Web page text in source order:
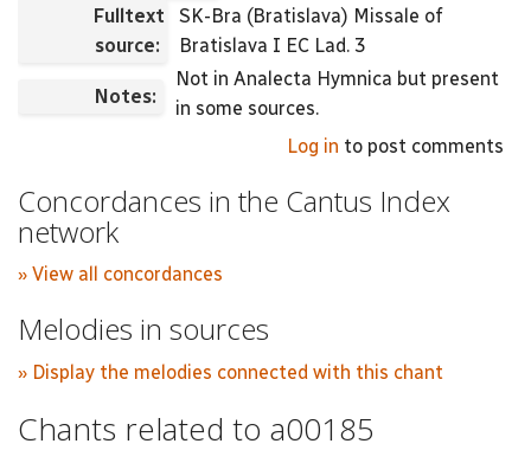
Fulltext
source:
SK-Bra (Bratislava) Missale of
Bratislava I EC Lad. 3
Notes:
Not in Analecta Hymnica but present
in some sources.
Log in to post comments
Concordances in the Cantus Index
network
» View all concordances
Melodies in sources
» Display the melodies connected with this chant
Chants related to a00185